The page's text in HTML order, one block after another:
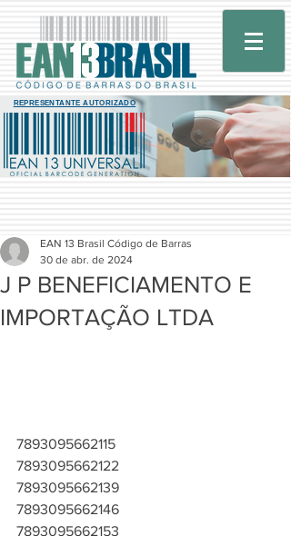
REPRESENTANTE AUTORIZADO
J P BENEFICIAMENTO E
IMPORTAÇÃO LTDA
EAN 13 Brasil Código de Barras
30 de abr. de 2024
7893095662115
7893095662122
7893095662139
7893095662146
7893095662153